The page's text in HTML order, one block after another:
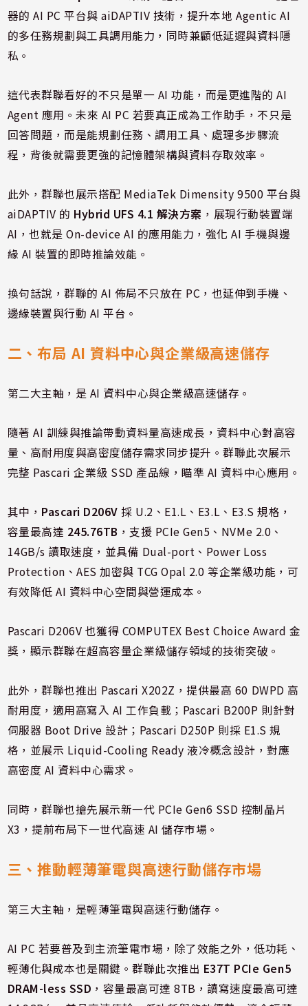
器的 AI PC 平台與 aiDAPTIV 技術，提升本地 Agentic AI
的多任務規劃與工具調用能力，同時兼顧低延遲與資料隱
私。
這代表群聯看好的不只是單一 AI 功能，而是更進階的 AI
Agent 應用。未來 AI PC 若要真正成為工作助手，不只是
回答問題，而是能規劃任務、調用工具、處理多步驟流
程，背後就需要更強的記憶體架構與資料存取效率。
此外，群聯也展示搭配 MediaTek Dimensity 9500 平台與
aiDAPTIV 的 Hybrid UFS 4.1 解決方案 ，展現行動裝置端
AI，也就是 On-device AI 的應用能力，強化 AI 手機與邊
緣 AI 裝置的即時推論效能。
換句話說，群聯的 AI 佈局不只放在 PC，也延伸到手機、
邊緣裝置與行動 AI 平台。
二、布局 AI 資料中心與企業級高速儲存
第二大主軸，是 AI 資料中心與企業級高速儲存。
隨著 AI 訓練與推論帶動資料量高速成長，資料中心對高容
量、高耐用度與高密度儲存需求同步提升。群聯此次展示
完整 Pascari 企業級 SSD 產品線，瞄準 AI 資料中心應用。
其中， Pascari D206V 採 U.2、E1.L、E3.L、E3.S 規格，
容量最高達 245.76TB ，支援 PCIe Gen5、NVMe 2.0、
14GB/s 讀取速度，並具備 Dual-port、Power Loss
Protection、AES 加密與 TCG Opal 2.0 等企業級功能，可
有效降低 AI 資料中心空間與營運成本。
Pascari D206V 也獲得 COMPUTEX Best Choice Award 金
獎，顯示群聯在超高容量企業級儲存領域的技術突破。
此外，群聯也推出 Pascari X202Z，提供最高 60 DWPD 高
耐用度，適用高寫入 AI 工作負載；Pascari B200P 則針對
伺服器 Boot Drive 設計；Pascari D250P 則採 E1.S 規
格，並展示 Liquid-Cooling Ready 液冷概念設計，對應
高密度 AI 資料中心需求。
同時，群聯也搶先展示新一代 PCIe Gen6 SSD 控制晶片
X3，提前布局下一世代高速 AI 儲存市場。
三、推動輕薄筆電與高速行動儲存市場
第三大主軸，是輕薄筆電與高速行動儲存。
AI PC 若要普及到主流筆電市場，除了效能之外，低功耗、
輕薄化與成本也是關鍵。群聯此次推出 E37T PCIe Gen5
DRAM-less SSD ，容量最高可達 8TB，讀寫速度最高可達